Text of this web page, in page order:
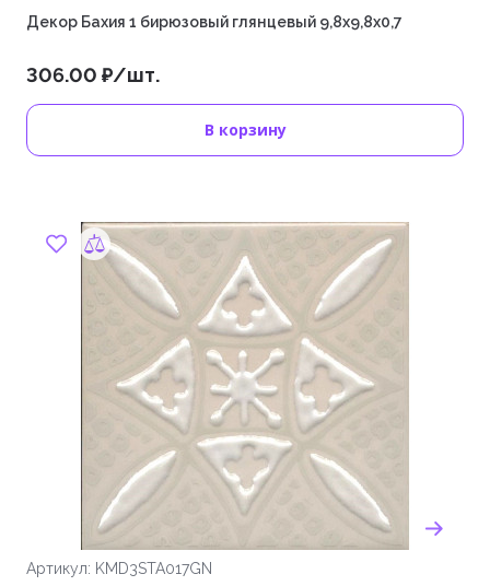
Декор Бахия 1 бирюзовый глянцевый 9,8x9,8x0,7
306.00 ₽/шт.
В корзину
Артикул: KMD3STA017GN